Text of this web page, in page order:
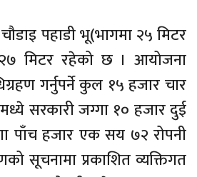
पहाडी भू(भागमा २५ मिटर
मिटर रहेको छ । आयोजना
गर्नुपर्ने कुल १५ हजार चार
सरकारी जग्गा १० हजार दुई
पाँच हजार एक सय ७२ रोपनी
सूचनामा प्रकाशित व्यक्तिगत